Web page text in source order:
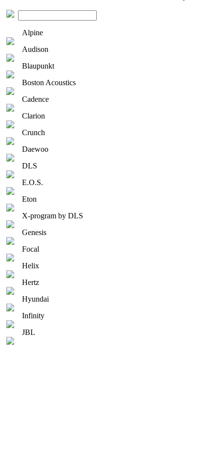
Alpine
Audison
Blaupunkt
Boston Acoustics
Cadence
Clarion
Crunch
Daewoo
DLS
E.O.S.
Eton
X-program by DLS
Genesis
Focal
Helix
Hertz
Hyundai
Infinity
JBL